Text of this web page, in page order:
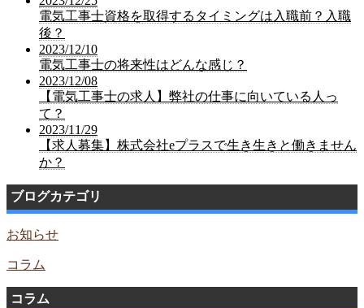
電気工事士資格を取得するタイミングは入職前？入職
後？
2023/12/10
電気工事士の将来性はどんな感じ？
2023/12/08
【電気工事士の求人】弊社の仕事に向いている人っ
て？
2023/11/29
【求人募集】株式会社eプラスで生き生きと働きません
か？
ブログカテゴリ
お知らせ
コラム
コラム